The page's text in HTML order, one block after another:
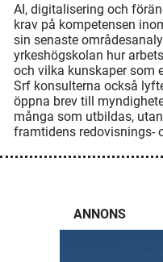
AI, digitalisering och
krav på kompetensen
sin senaste
yrkeshögskolan hur
och vilka kunskaper som
Srf konsulterna också
öppna brev till
många som utbildas,
framtidens redovisnings-
ANNONS